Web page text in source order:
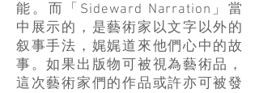
能。而「Sideward Narration」當
中展示的，是藝術家以文字以外的
叙事手法，娓娓道來他們心中的故
事。如果出版物可被視為藝術品，
這次藝術家們的作品或許亦可被發